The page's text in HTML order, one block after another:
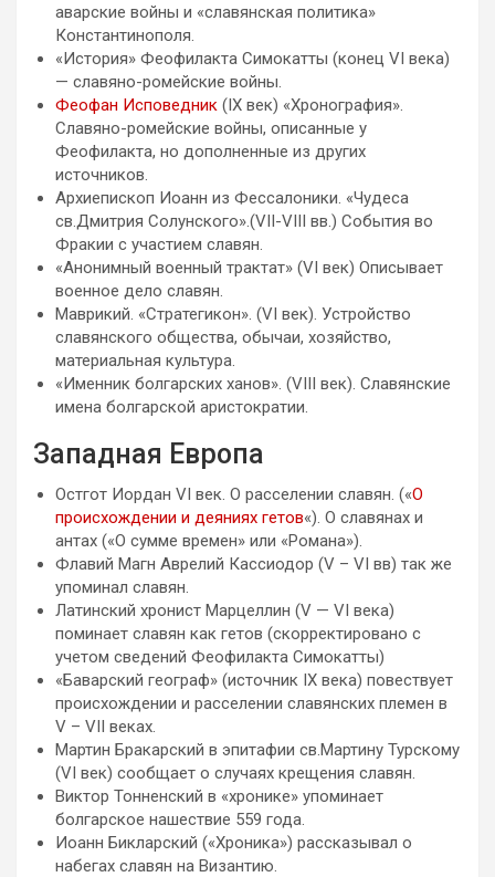
аварские войны и «славянская политика»
Константинополя.
«История» Феофилакта Симокатты (конец VI века)
— славяно-ромейские войны.
Феофан Исповедник (IX век) «Хронография».
Славяно-ромейские войны, описанные у
Феофилакта, но дополненные из других
источников.
Архиепископ Иоанн из Фессалоники. «Чудеса
св.Дмитрия Солунского».(VII-VIII вв.) События во
Фракии с участием славян.
«Анонимный военный трактат» (VI век) Описывает
военное дело славян.
Маврикий. «Стратегикон». (VI век). Устройство
славянского общества, обычаи, хозяйство,
материальная культура.
«Именник болгарских ханов». (VIII век). Славянские
имена болгарской аристократии.
Западная Европа
Остгот Иордан VI век. О расселении славян. («О
происхождении и деяниях гетов«). О славянах и
антах («О сумме времен» или «Романа»).
Флавий Магн Аврелий Кассиодор (V – VI вв) так же
упоминал славян.
Латинский хронист Марцеллин (V — VI века)
поминает славян как гетов (скорректировано с
учетом сведений Феофилакта Симокатты)
«Баварский географ» (источник IX века) повествует
происхождении и расселении славянских племен в
V – VII веках.
Мартин Бракарский в эпитафии св.Мартину Турскому
(VI век) сообщает о случаях крещения славян.
Виктор Тонненский в «хронике» упоминает
болгарское нашествие 559 года.
Иоанн Бикларский («Хроника») рассказывал о
набегах славян на Византию.